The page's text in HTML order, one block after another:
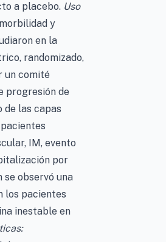
a placebo. Uso
y
en la
randomizado,
un comité
progresión de
de las capas
IM, evento
por
se observó una
los pacientes
inestable en